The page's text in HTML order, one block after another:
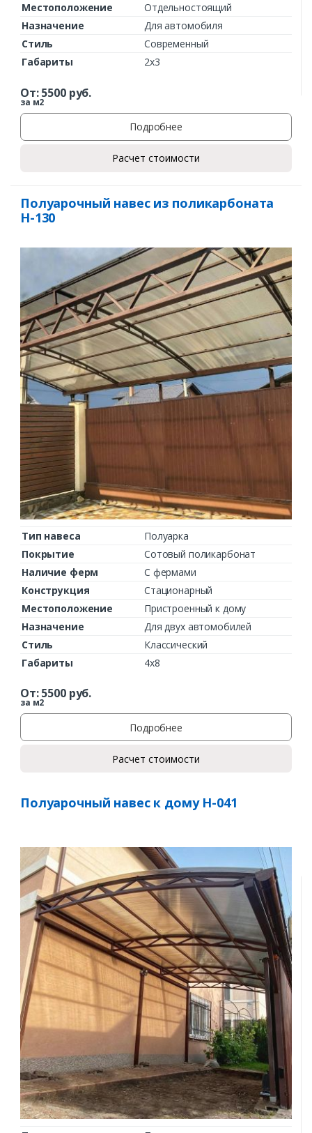
Заказать
Ваш телефон*
Местоположение
Отдельностоящий
Назначение
Для автомобиля
Стиль
Современный
Габариты
2х3
От:5500руб.
за м2
Подробнее
Расчет стоимости
Полуарочный навес из поликарбоната
Н-130
Тип навеса
Полуарка
Покрытие
Сотовый поликарбонат
Наличие ферм
С фермами
Конструкция
Стационарный
Местоположение
Пристроенный к дому
Назначение
Для двух автомобилей
Стиль
Классический
Габариты
4х8
От:5500руб.
за м2
Подробнее
Расчет стоимости
Полуарочный навес к дому Н-041